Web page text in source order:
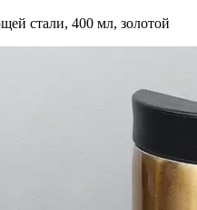
стали, 400 мл, золотой